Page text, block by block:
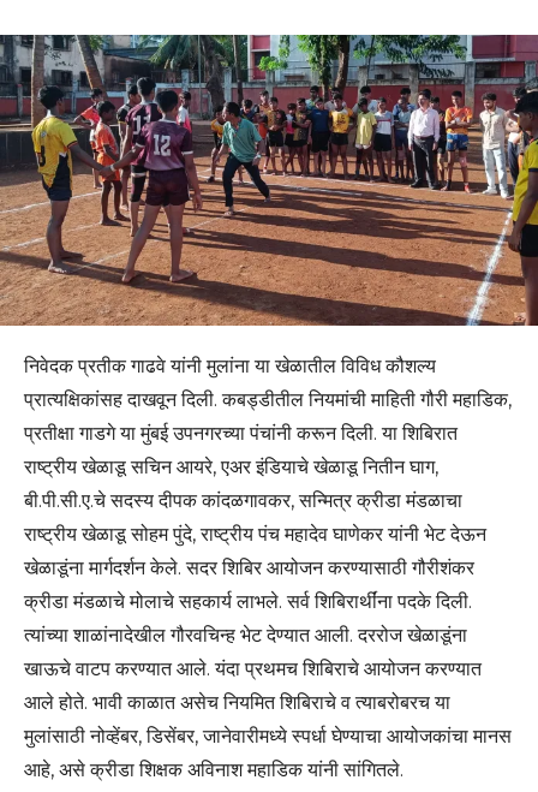
निवेदक प्रतीक गाढवे यांनी मुलांना या खेळातील विविध कौशल्य
प्रात्यक्षिकांसह दाखवून दिली. कबड्डीतील नियमांची माहिती गौरी महाडिक,
प्रतीक्षा गाडगे या मुंबई उपनगरच्या पंचांनी करून दिली. या शिबिरात
राष्ट्रीय खेळाडू सचिन आयरे, एअर इंडियाचे खेळाडू नितीन घाग,
बी.पी.सी.ए.चे सदस्य दीपक कांदळगावकर, सन्मित्र क्रीडा मंडळाचा
राष्ट्रीय खेळाडू सोहम पुंदे, राष्ट्रीय पंच महादेव घाणेकर यांनी भेट देऊन
खेळाडूंना मार्गदर्शन केले. सदर शिबिर आयोजन करण्यासाठी गौरीशंकर
क्रीडा मंडळाचे मोलाचे सहकार्य लाभले. सर्व शिबिरार्थींना पदके दिली.
त्यांच्या शाळांनादेखील गौरवचिन्ह भेट देण्यात आली. दररोज खेळाडूंना
खाऊचे वाटप करण्यात आले. यंदा प्रथमच शिबिराचे आयोजन करण्यात
आले होते. भावी काळात असेच नियमित शिबिराचे व त्याबरोबरच या
मुलांसाठी नोव्हेंबर, डिसेंबर, जानेवारीमध्ये स्पर्धा घेण्याचा आयोजकांचा मानस
आहे, असे क्रीडा शिक्षक अविनाश महाडिक यांनी सांगितले.